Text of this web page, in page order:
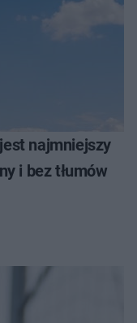
najmniejszy
i bez tłumów